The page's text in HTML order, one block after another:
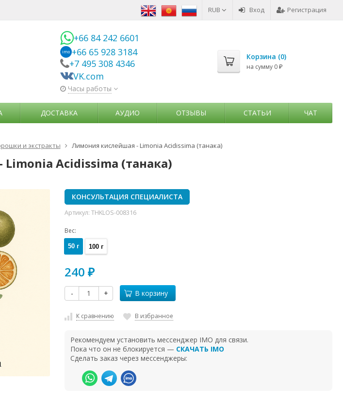
RUB Вход Регистрация
+66 84 242 6601
imo +66 65 928 3184
+7 495 308 4346
VK.com
Часы работы
Корзина (0)
на сумму 0 ₽
ДОСТАВКА АУДИО ОТЗЫВЫ СТАТЬИ ЧАТ
и экстракты Лимония кислейшая - Limonia Acidissima (танака)
Acidissima (танака)
КОНСУЛЬТАЦИЯ СПЕЦИАЛИСТА
Артикул:THKLOS-008316
Вес:
50 г 100 г
240₽
- + В корзину
К сравнению В избранное
Рекомендуем установить мессенджер IMO для связи.
Пока что он не блокируется — СКАЧАТЬ IMO
Сделать заказ через мессенджеры: